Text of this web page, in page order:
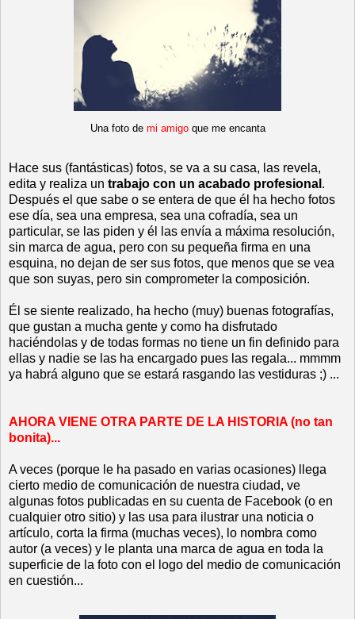
Una foto de mi amigoque me encanta
Hace sus (fantásticas) fotos, se va a su casa, las revela,
edita y realiza un trabajo con un acabado profesional .
Después el que sabe o se entera de que él ha hecho fotos
ese día, sea una empresa, sea una cofradía, sea un
particular, se las piden y él las envía a máxima resolución,
sin marca de agua, pero con su pequeña firma en una
esquina, no dejan de ser sus fotos, que menos que se vea
que son suyas, pero sin comprometer la composición.
Él se siente realizado, ha hecho (muy) buenas fotografías,
que gustan a mucha gente y como ha disfrutado
haciéndolas y de todas formas no tiene un fin definido para
ellas y nadie se las ha encargado pues las regala... mmmm
ya habrá alguno que se estará rasgando las vestiduras ;) ...
AHORA VIENE OTRA PARTE DE LA HISTORIA (no tan
bonita)...
A veces (porque le ha pasado en varias ocasiones) llega
cierto medio de comunicación de nuestra ciudad, ve
algunas fotos publicadas en su cuenta de Facebook (o en
cualquier otro sitio) y las usa para ilustrar una noticia o
artículo, corta la firma (muchas veces), lo nombra como
autor (a veces) y le planta una marca de agua en toda la
superficie de la foto con el logo del medio de comunicación
en cuestión...